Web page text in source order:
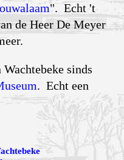
". Echt 't
de Heer De Meyer
sinds
. Echt een